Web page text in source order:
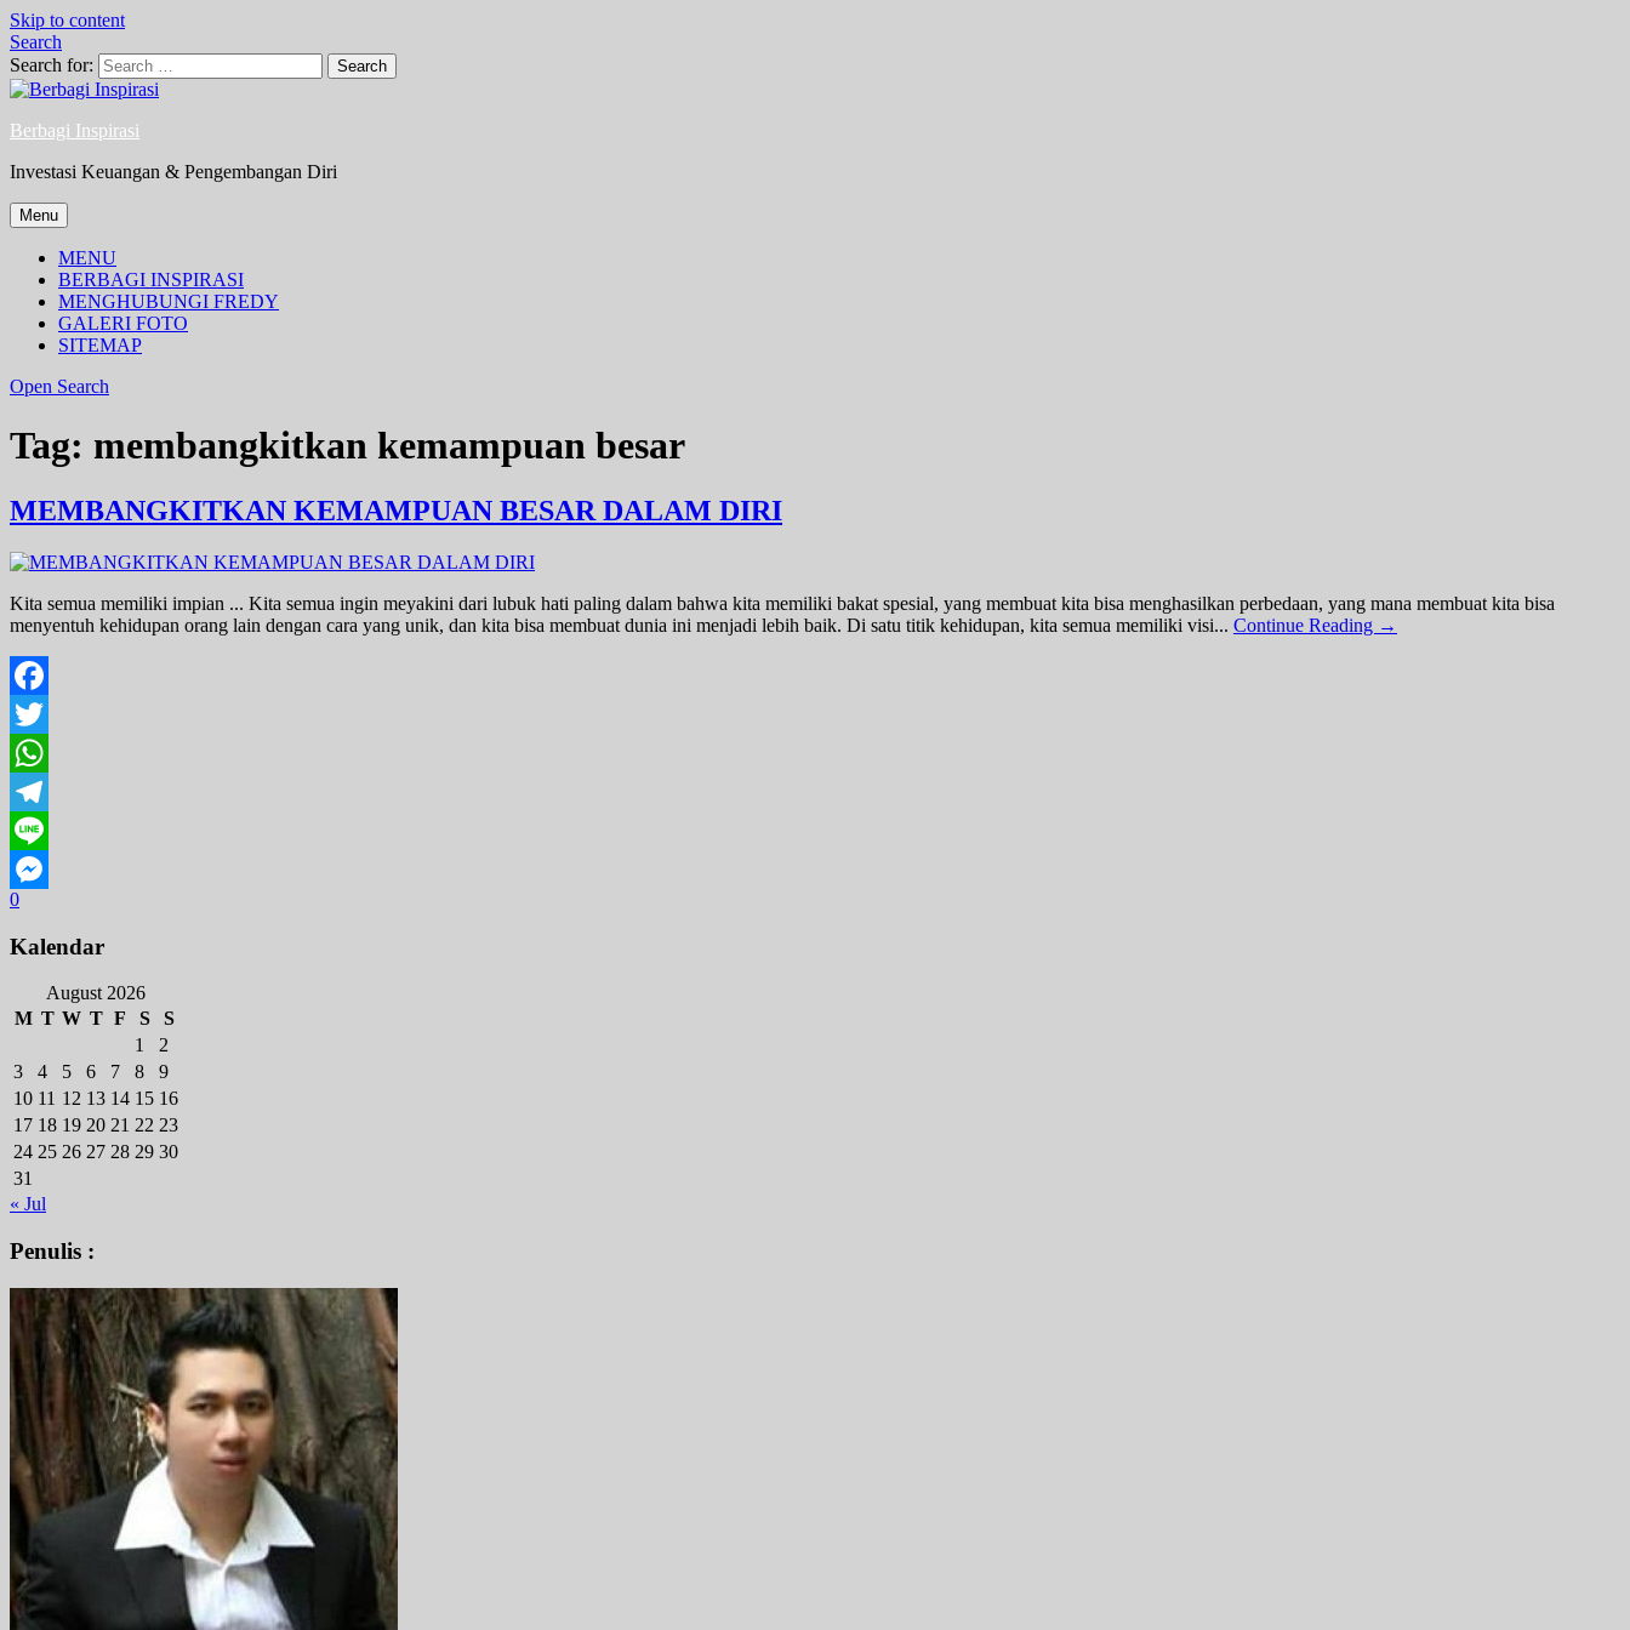
Skip to content
Search
Search for:
Berbagi Inspirasi
Investasi Keuangan & Pengembangan Diri
Menu
MENU
BERBAGI INSPIRASI
MENGHUBUNGI FREDY
GALERI FOTO
SITEMAP
Open Search
Tag: membangkitkan kemampuan besar
MEMBANGKITKAN KEMAMPUAN BESAR DALAM DIRI
Kita semua memiliki impian ... Kita semua ingin meyakini dari lubuk hati paling dalam bahwa kita memiliki bakat spesial, yang membuat kita bisa menghasilkan perbedaan, yang mana membuat kita bisa
menyentuh kehidupan orang lain dengan cara yang unik, dan kita bisa membuat dunia ini menjadi lebih baik. Di satu titik kehidupan, kita semua memiliki visi... Continue Reading →
Facebook
Twitter
WhatsApp
Telegram
Line
Messenger
0
Kalendar
August 2026
M T W T F S
S
1
2
3
4 5 6 7 8
9
10 11 12 13 14 15 16
17 18 19 20 21 22 23
24 25 26 27 28 29 30
31
« Jul
Penulis :